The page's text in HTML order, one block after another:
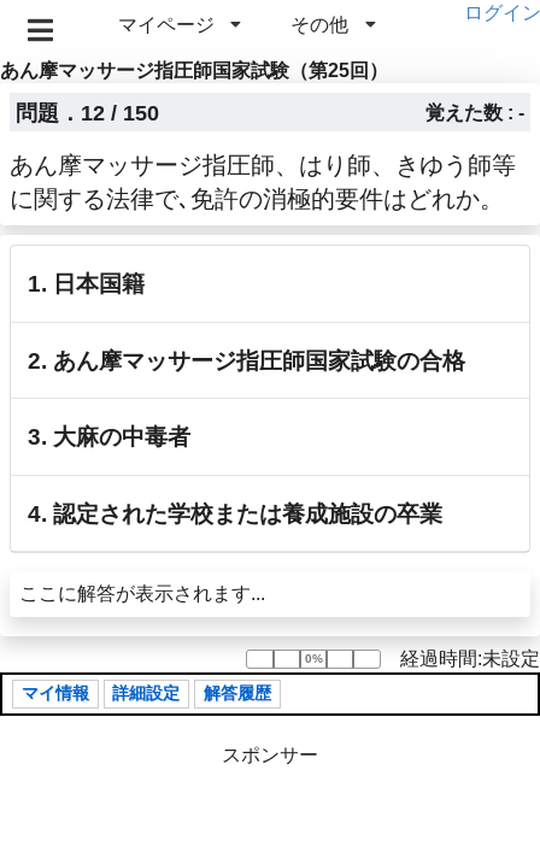
マイページ その他
ログイン
あん摩マッサージ指圧師国家試験（第25回）
問題．12 / 150 覚えた数 : -
あん摩マッサージ指圧師、はり師、きゆう師等
に関する法律で､免許の消極的要件はどれか。
1. 日本国籍
2. あん摩マッサージ指圧師国家試験の合格
3. 大麻の中毒者
4. 認定された学校または養成施設の卒業
ここに解答が表示されます...
0%
0% 経過時間:未設定
マイ情報 詳細設定 解答履歴
スポンサー